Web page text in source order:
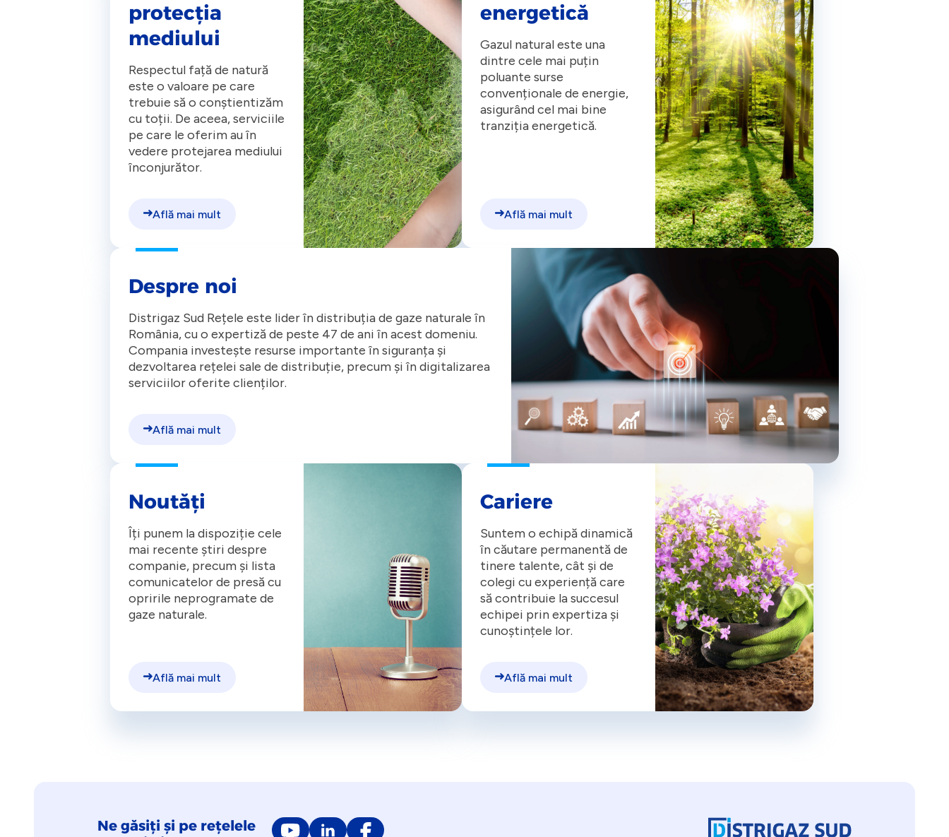
protecția
mediului
Respectul față de natură
este o valoare pe care
trebuie să o conștientizăm
cu toții. De aceea, serviciile
pe care le oferim au în
vedere protejarea mediului
înconjurător.
Află mai mult
energetică
Gazul natural este una
dintre cele mai puțin
poluante surse
convenționale de energie,
asigurând cel mai bine
tranziția energetică.
Află mai mult
Despre noi
Distrigaz Sud Rețele este lider în distribuția de gaze naturale în
România, cu o expertiză de peste 47 de ani în acest domeniu.
Compania investește resurse importante în siguranța și
dezvoltarea rețelei sale de distribuție, precum și în digitalizarea
serviciilor oferite clienților.
Află mai mult
Noutăți
Îți punem la dispoziție cele
mai recente știri despre
companie, precum și lista
comunicatelor de presă cu
opririle neprogramate de
gaze naturale.
Află mai mult
Cariere
Suntem o echipă dinamică
în căutare permanentă de
tinere talente, cât și de
colegi cu experiență care
să contribuie la succesul
echipei prin expertiza și
cunoștințele lor.
Află mai mult
Ne găsiți și pe rețelele